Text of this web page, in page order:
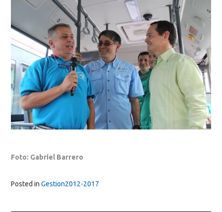
Foto: Gabriel Barrero
Posted in Gestion2012-2017